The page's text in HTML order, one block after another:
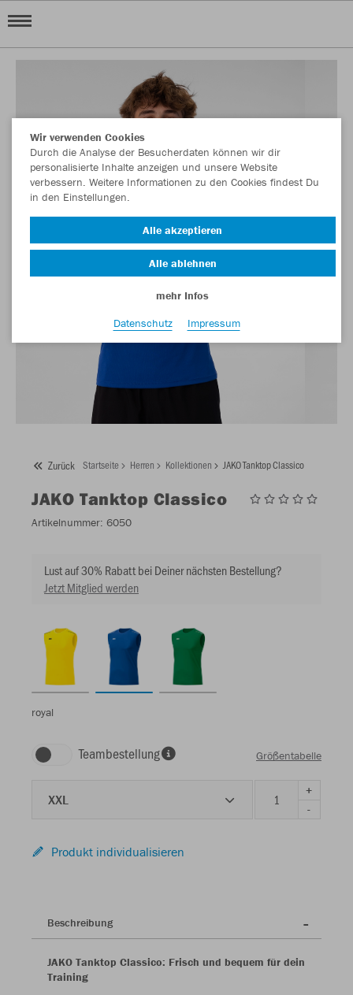
Zurück Startseite Herren Kollektionen JAKO Tanktop Classico
JAKO Tanktop Classico
Artikelnummer: 6050
Lust auf 30% Rabatt bei Deiner nächsten Bestellung?
Jetzt Mitglied werden
royal
Teambestellung Größentabelle
XXL
+
-
Produkt individualisieren
Beschreibung
JAKO Tanktop Classico: Frisch und bequem für dein
Training
Wir verwenden Cookies
Durch die Analyse der Besucherdaten können wir dir
personalisierte Inhalte anzeigen und unsere Website
verbessern. Weitere Informationen zu den Cookies findest Du
in den Einstellungen.
Alle akzeptieren
Alle ablehnen
mehr Infos
Datenschutz
Impressum